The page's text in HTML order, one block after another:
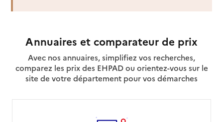
Annuaires et comparateur de prix
Avec nos annuaires, simplifiez vos recherches,
comparez les prix des EHPAD ou orientez-vous sur le
site de votre département pour vos démarches